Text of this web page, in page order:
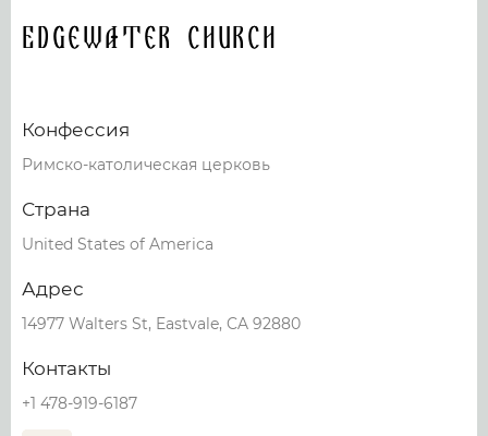
Edgewater Church
Конфессия
Римско-католическая церковь
Страна
United States of America
Адрес
14977 Walters St, Eastvale, CA 92880
Контакты
+1 478-919-6187